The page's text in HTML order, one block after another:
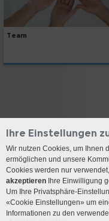
Team
Kontakt
Anreise
Ihre Einstellungen
Wir nutzen Cookies, um Ihnen
ermöglichen und unsere
Cookies werden nur
akzeptieren Ihre Einwilligung
Um Ihre Privatsphäre-
«Cookie Einstellungen» um
Informationen zu den